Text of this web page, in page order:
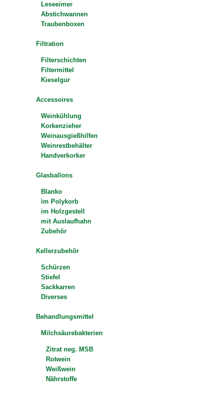
Leseeimer
Abstichwannen
Traubenboxen
Filtration
Filterschichten
Filtermittel
Kieselgur
Accessoires
Weinkühlung
Korkenzieher
Weinausgießhilfen
Weinrestbehälter
Handverkorker
Glasballons
Blanko
im Polykorb
im Holzgestell
mit Auslaufhahn
Zubehör
Kellerzubehör
Schürzen
Stiefel
Sackkarren
Diverses
Behandlungsmittel
Milchsäurebakterien
Zitrat neg. MSB
Rotwein
Weißwein
Nährstoffe